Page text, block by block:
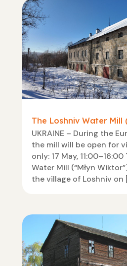
The Loshniv Water Mill
UKRAINE – During the
the mill will be open for
only: 17 May,
Water Mill (“Młyn
the village of Loshniv on